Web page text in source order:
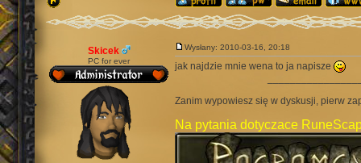
Skicek
PC for ever
Wysłany: 2010-03-16, 20:18
jak najdzie mnie wena to ja napisze
Zanim wypowiesz się w dyskusji, pierw
Na pytania dotyczace